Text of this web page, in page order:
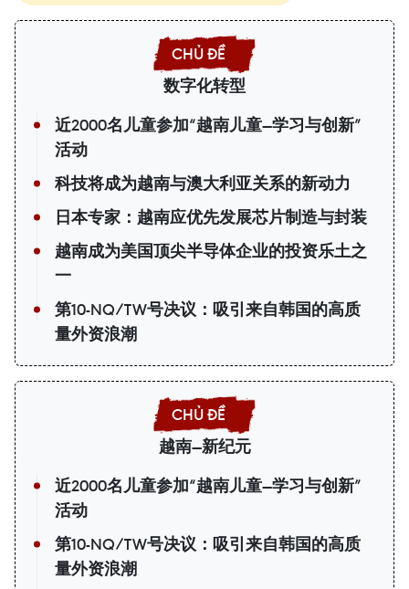
数字化转型
近2000名儿童参加“越南儿童—学习与创新”
活动
科技将成为越南与澳大利亚关系的新动力
日本专家：越南应优先发展芯片制造与封装
越南成为美国顶尖半导体企业的投资乐土之
一
第10-NQ/TW号决议：吸引来自韩国的高质
量外资浪潮
越南—新纪元
近2000名儿童参加“越南儿童—学习与创新”
活动
第10-NQ/TW号决议：吸引来自韩国的高质
量外资浪潮